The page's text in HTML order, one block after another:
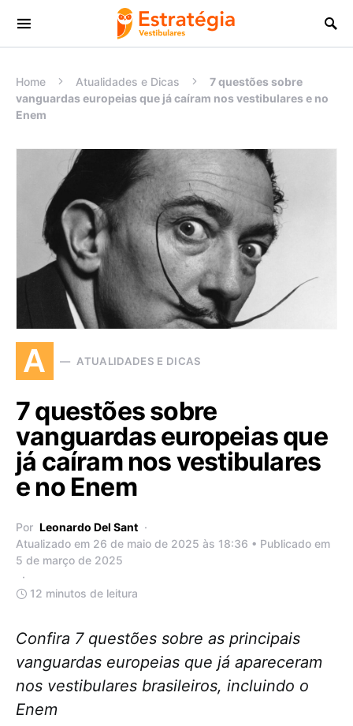
Procurar:
Home Atualidades e Dicas
7 questões sobre
vanguardas europeias que já caíram nos vestibulares e no
Enem
A ATUALIDADES E DICAS
7 questões sobre
vanguardas europeias que
já caíram nos vestibulares
e no Enem
Por Leonardo Del Sant
Atualizado em 26 de maio de 2025 às 18:36 • Publicado em
5 de março de 2025
12 minutos de leitura
Confira 7 questões sobre as principais
vanguardas europeias que já apareceram
nos vestibulares brasileiros, incluindo o
Enem